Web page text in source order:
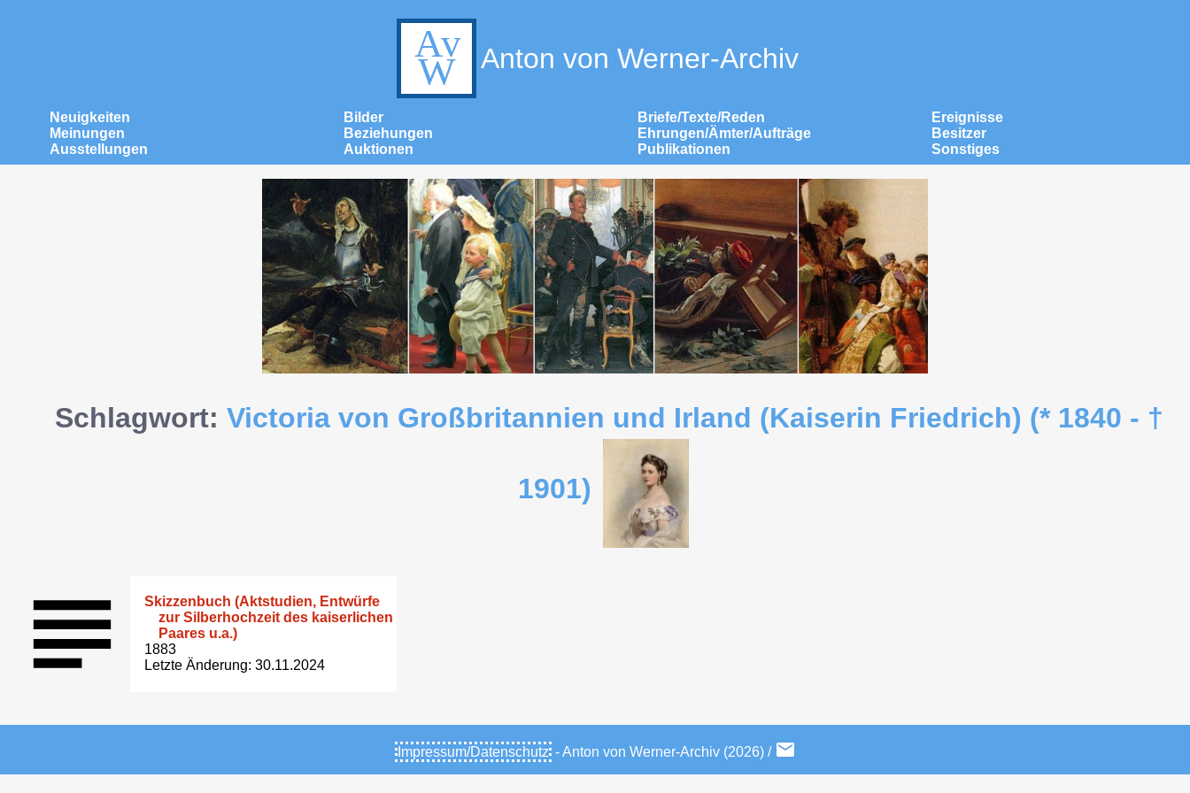
Anton von Werner-Archiv
Neuigkeiten Bilder Briefe/Texte/Reden
Ereignisse
Meinungen
Beziehungen Ehrungen/Ämter/Aufträge
Besitzer
Ausstellungen
Auktionen Publikationen Sonstiges
Schlagwort: Victoria von Großbritannien und Irland (Kaiserin Friedrich) (* 1840 - †
1901)
Skizzenbuch (Aktstudien, Entwürfe
zur Silberhochzeit des kaiserlichen
Paares u.a.)
1883
Letzte Änderung: 30.11.2024
Impressum/Datenschutz - Anton von Werner-Archiv (2026) /